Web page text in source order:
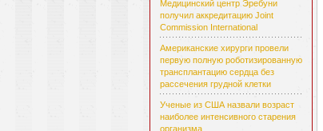
Медицинский центр Эребуни
получил аккредитацию Joint
Commission International
Американские хирурги провели
первую полную роботизированную
трансплантацию сердца без
рассечения грудной клетки
Ученые из США назвали возраст
наиболее интенсивного старения
организма